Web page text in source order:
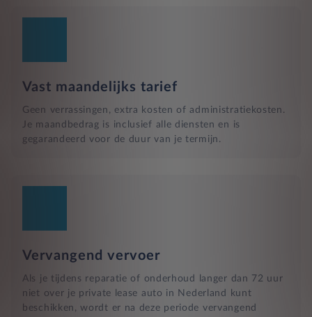
Vast maandelijks tarief
Geen verrassingen, extra kosten of administratiekosten.
Je maandbedrag is inclusief alle diensten en is
gegarandeerd voor de duur van je termijn.
Vervangend vervoer
Als je tijdens reparatie of onderhoud langer dan 72 uur
niet over je private lease auto in Nederland kunt
beschikken, wordt er na deze periode vervangend